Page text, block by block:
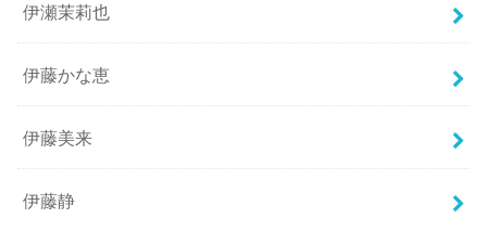
伊瀬茉莉也
伊藤かな恵
伊藤美来
伊藤静